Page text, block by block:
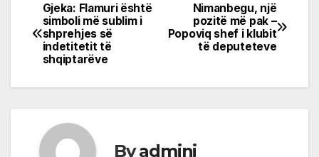
Post
navigation
Nimanbegu, një
pozitë më pak –
Popoviq shef i klubit
të deputeteve
Gjeka: Flamuri është
simboli më sublim i
shprehjes së
indetitetit të
shqiptarëve
Byadmini